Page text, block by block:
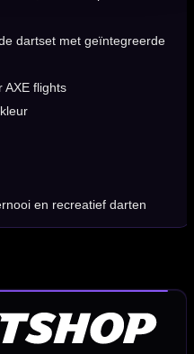
dartset met geïntegreerde
AXE flights
en recreatief darten